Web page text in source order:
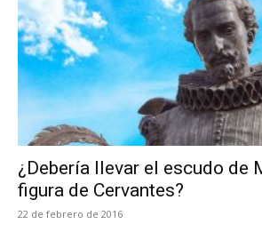
¿Debería llevar el escudo de
figura de Cervantes?
22 de febrero de 2016